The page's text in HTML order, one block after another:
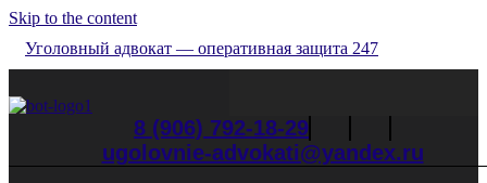
Skip to the content
Уголовный адвокат — оперативная защита 247
8 (906) 792-18-29
ugolovnie-advokati@yandex.ru